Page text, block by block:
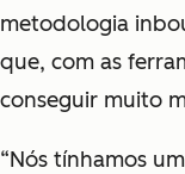
metodologia
que, com as
conseguir muito
“Nós tínhamos